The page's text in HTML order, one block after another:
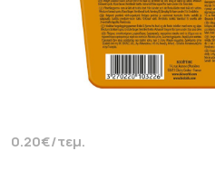
0.20€/τεμ.